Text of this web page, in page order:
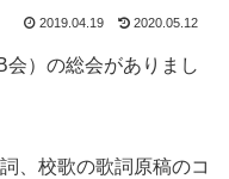
2019.04.19 2020.05.12
）の総会がありまし
、校歌の歌詞原稿のコ